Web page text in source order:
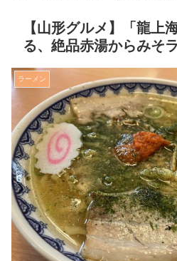
【山形グルメ】「龍上
る、絶品赤湯からみそ
ラーメン